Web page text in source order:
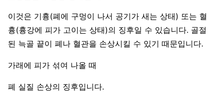
이것은 기흉(폐에 구멍이 나서 공기가 새는 상태) 또는 혈
흉(흉강에 피가 고이는 상태)의 징후일 수 있습니다. 골절
된 늑골 끝이 폐나 혈관을 손상시킬 수 있기 때문입니다.
가래에 피가 섞여 나올 때
폐 실질 손상의 징후입니다.